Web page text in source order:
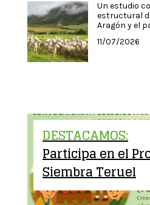
Un estudio
estructural
Aragón y el
11/07/2026
DESTACAMOS:
Participa en el
Siembra Teruel